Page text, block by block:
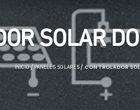
SOLAR
INICIO/ PANELES SOLARES/ CONTROLADOR